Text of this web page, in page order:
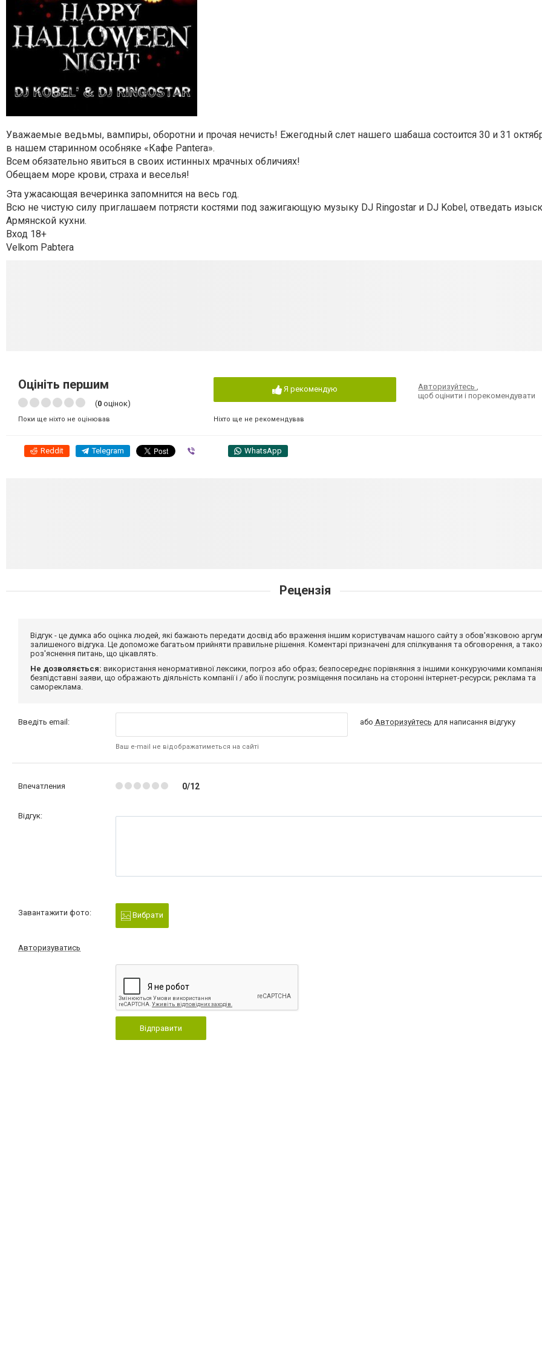
Уважаемые ведьмы, вампиры, оборотни и прочая нечисть! Ежегодный слет нашего шабаша состоится 30 и 31
в нашем старинном особняке «Кафе Pantera».
Всем обязательно явиться в своих истинных мрачных обличиях!
Обещаем море крови, страха и веселья!
Эта ужасающая вечеринка запомнится на весь год.
Всю не чистую силу приглашаем потрясти костями под зажигающую музыку DJ Ringostar и DJ Kobel, отведать
Армянской кухни.
Вход 18+
Velkom Pabtera
Оцініть першим
(0 оцінок)
Поки ще ніхто не оцінював
Я рекомендую
Ніхто ще не рекомендував
Авторизуйтесь,
щоб оцінити і порекомендувати
Reddit Telegram WhatsApp
Рецензія
Відгук - це думка або оцінка людей, які бажають передати досвід або враження іншим користувачам нашого сайту з обов'язковою
залишеного відгука. Це допоможе багатьом прийняти правильне рішення. Коментарі призначені для спілкування та обговорення, а
роз'яснення питань, що цікавлять.
Не дозволяється: використання ненормативної лексики, погроз або образ; безпосереднє порівняння з іншими конкуруючими
безпідставні заяви, що ображають діяльність компанії і / або її послуги; розміщення посилань на сторонні інтернет-ресурси; реклама та
самореклама.
Введіть email:
Ваш e-mail не відображатиметься на сайті
або Авторизуйтесь для написання відгуку
Впечатления 0/12
Відгук:
Завантажити фото: Вибрати
Авторизуватись
Відправити